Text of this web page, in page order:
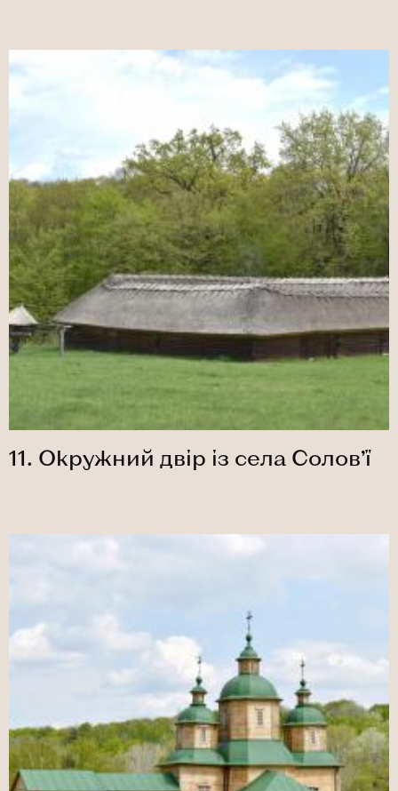
11. Окружний двір із села Солов’ї